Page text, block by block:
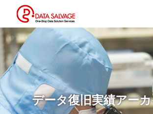
データ復旧実績アー